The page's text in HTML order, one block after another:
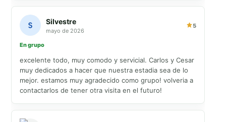
Silvestre
mayo de 2026
5
En grupo
excelente todo, muy comodo y servicial. Carlos y Cesar
muy dedicados a hacer que nuestra estadia sea de lo
mejor. estamos muy agradecido como grupo! volveria a
contactarlos de tener otra visita en el futuro!